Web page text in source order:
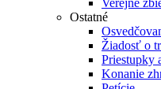
Verejné
Ostatné
Žiadosť o
Priestupky
Konanie